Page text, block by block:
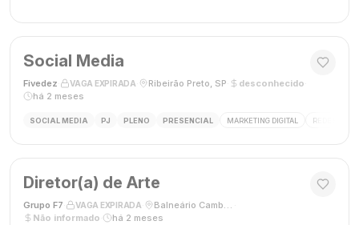
Social Media
Fivedez VAGA EXPIRADA Ribeirão Preto, SP desconhecido
há 2 meses
SOCIAL MEDIA PJ PLENO PRESENCIAL MARKETING DIGITAL REDES
Diretor(a) de Arte
Grupo F7 VAGA EXPIRADA Balneário Camboriú, SC, Brasil
Não informado
há 2 meses